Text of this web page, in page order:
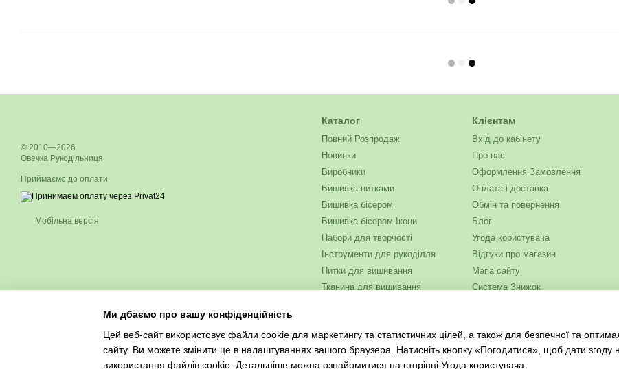
© 2010—2026
Овечка Рукодільниця
Приймаємо до оплати
Мобільна версія
Каталог
Повний Розпродаж
Новинки
Виробники
Вишивка нитками
Вишивка бісером
Вишивка бісером Ікони
Набори для творчості
Інструменти для рукоділля
Нитки для вишивання
Тканина для вишивання
Журнали для рукоділля
Клієнтам
Вхід до кабінету
Про нас
Оформлення Замовлення
Оплата і доставка
Обмін та повернення
Блог
Угода користувача
Відгуки про магазин
Мапа сайту
Система Знижок
Ми дбаємо про вашу конфіденційність
Цей веб-сайт використовує файли cookie для маркетингу та статистичних цілей, а також для безпечної та
сайту. Ви можете змінити це в налаштуваннях вашого браузера. Натисніть кнопку «Погодитися», щоб дати згоду
використання файлів cookie. Детальніше можна ознайомитися на сторінці Угода користувача